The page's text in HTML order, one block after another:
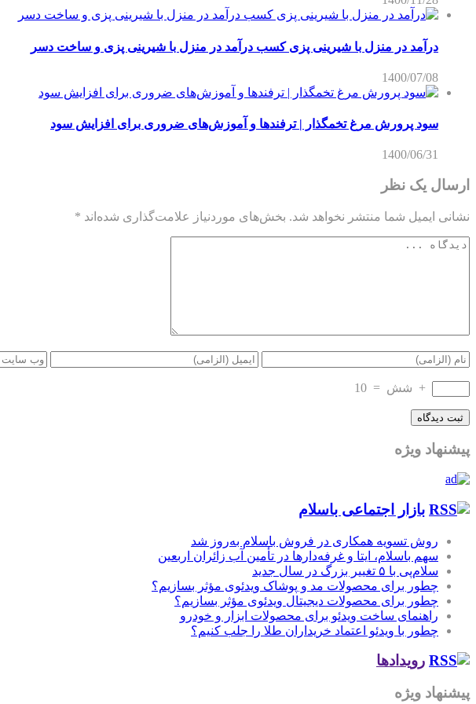
درآمد در منزل با شیرینی پزی کسب درآمد در منزل با شیرینی پزی و ساخت دسر
1400/07/08
سود پرورش مرغ تخمگذار | ترفندها و آموزش‌های ضروری برای افزایش سود
1400/06/31
ارسال یک نظر
نشانی ایمیل شما منتشر نخواهد شد. بخش‌های موردنیاز علامت‌گذاری شده‌اند *
+ شش =
10
پیشنهاد ویژه
بازار اجتماعی باسلام
روش تسویه همکاری در فروش باسلام به‌روز شد
سهم باسلام، ایتا و غرفه‌دارها در تأمین آب زائران اربعین
سلام‌پی با ۵ تغییر بزرگ در سال جدید
چطور برای محصولات مد و پوشاک ویدئوی مؤثر بسازیم؟
چطور برای محصولات دیجیتال ویدئوی مؤثر بسازیم؟
راهنمای ساخت ویدئو برای محصولات ابزار و خودرو
چطور با ویدئو اعتماد خریداران طلا را جلب کنیم؟
رویدادها
پیشنهاد ویژه